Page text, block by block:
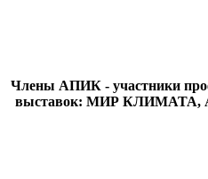
Члены АПИК - участники
выставок: МИР КЛИМАТА,